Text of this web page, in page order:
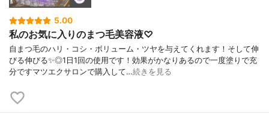
5.00
私のお気に入りのまつ毛美容液♡
自まつ毛のハリ・コシ・ボリューム・ツヤを与えてくれます！そして伸
びる伸びる✨◎1日1回の使用です！効果がかなりあるので一度塗りで充
分ですマツエクサロンで購入して…続きを見る